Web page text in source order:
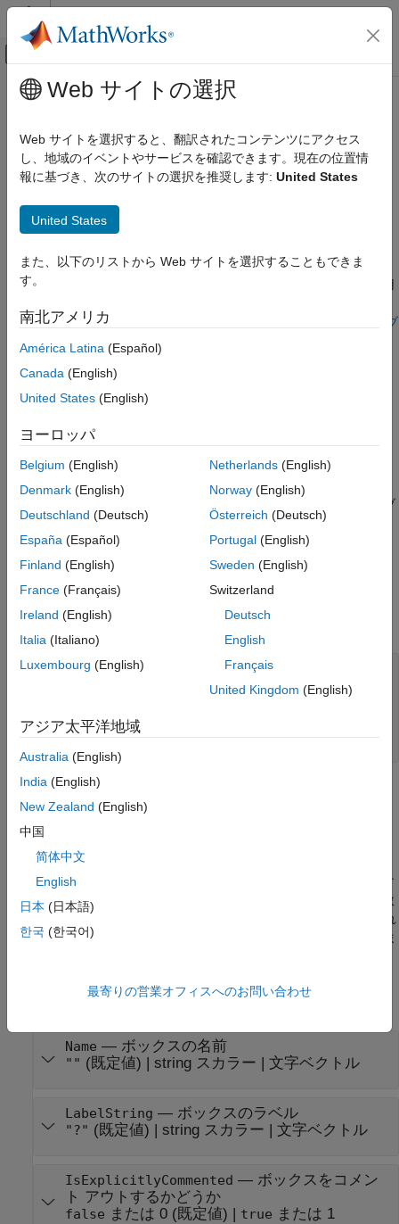
コンテンツへスキップ
オフキャンバス ナビゲーション メ
ドキュメンテーションのホーム
Stateflow
チャート プログラミング
項目一覧
説明
プロパティ
オブジェクト関数
例
バージョン履歴
メインコンテンツ
Stateflow.Box
チャート、ステート、ボックス、または関数内のボックス
説明
Stateflow.Boxオブジェクトは、関数やステートなど、チャート
内のオブジェクトを整理するために使用します。ボックスを使用
もできます。詳細については、
ボックスを使用したチャート オブ
ジェクトのグループ化を参照してください。
作成
box = Stateflow.Box(parent)
説明
box= Stateflow.Box(
は、親であるチャート、ステー
オブ
ジェクトを作成します。
例
入力引数
すべて展開する
parent—新しいボックスの親
オブジェクト|
オブジェクト
Stateflow.Box
Stateflow.Functionオブジェクト
プロパティ
すべて展開する
Stateflow API オブジェクトには、Stateflow エディターで設定し
た値に対応するプロパティがあります。プロパティにアクセスす
るかプロパティを変更するには、ドット表記を使用します。複数
の API オブジェクトの複数のプロパティにアクセスするか、それ
らを変更するには、関数
をそれぞれ使用しま
Name — ボックスの名前
"" (既定値) | string スカラー | 文字ベクトル
LabelString — ボックスのラベル
"?" (既定値) | string スカラー | 文字ベクトル
IsExplicitlyCommented — ボックスをコメン
ト アウトするかどうか
false または 0(既定値) | true または 1
Web サイトの選択
Web サイトを選択すると、翻訳されたコンテンツにアクセス
し、地域のイベントやサービスを確認できます。現在の位置情
報に基づき、次のサイトの選択を推奨します: United States
United States
また、以下のリストから Web サイトを選択することもできま
す。
南北アメリカ
América Latina (Español)
Canada (English)
United States (English)
ヨーロッパ
Belgium (English)
Denmark (English)
Deutschland (Deutsch)
España (Español)
Finland (English)
France (Français)
Ireland (English)
Italia (Italiano)
Luxembourg (English)
Netherlands(English)
Norway(English)
Österreich (Deutsch)
Portugal(English)
Sweden (English)
Switzerland
Deutsch
English
Français
United Kingdom (English)
アジア太平洋地域
Australia (English)
India (English)
New Zealand (English)
中国
简体中文
English
日本 (日本語)
한국 (한국어)
最寄りの営業オフィスへのお問い合わせ